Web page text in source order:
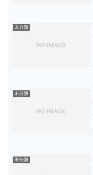
未分類
未分類
未分類